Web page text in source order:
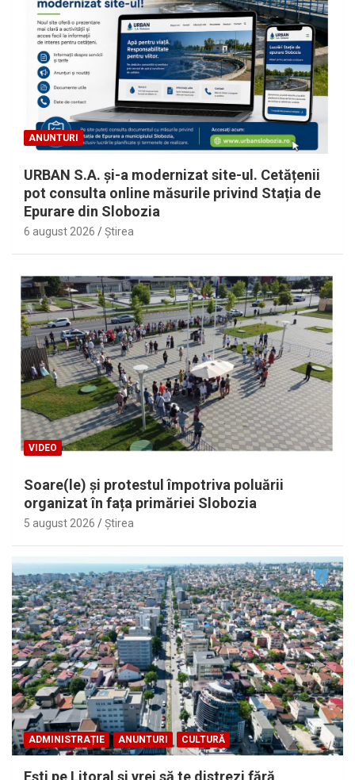
ANUNTURI
URBAN S.A. și-a modernizat site-ul. Cetățenii
pot consulta online măsurile privind Stația de
Epurare din Slobozia
6 august 2026 Ştirea
VIDEO
Soare(le) și protestul împotriva poluării
organizat în fața primăriei Slobozia
5 august 2026 Ştirea
ADMINISTRAȚIE ANUNTURI CULTURĂ
Eşti pe Litoral şi vrei să te distrezi fără